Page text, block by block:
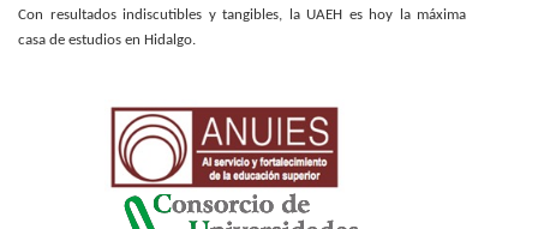
Con resultados indiscutibles y tangibles, la UAEH es hoy la máxima
casa de estudios en Hidalgo.